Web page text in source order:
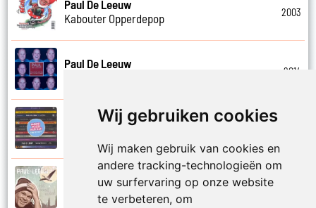
Wij gebruiken cookies
Wij maken gebruik van cookies en
andere tracking-technologieën om
uw surfervaring op onze website
te verbeteren, om
Paul De Leeuw
Kabouter Opperdepop
2003
Paul De Leeuw
2014
Paul De Leeuw en Adje
Paul De Leeuw
Kerstmis